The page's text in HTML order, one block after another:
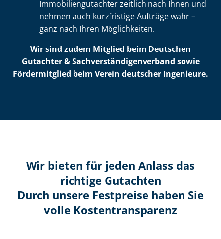
Im­mo­bi­li­en­gut­ach­ter zeitlich nach Ihnen und
nehmen auch kurzfristige Aufträge wahr –
ganz nach Ihren Möglichkeiten.
Wir sind zudem Mitglied beim Deutschen
Gutachter & Sach­ver­stän­di­gen­ver­band sowie
Fördermitglied beim Verein deutscher Ingenieure.
Wir bieten für jeden Anlass das
richtige Gutachten
Durch unsere Festpreise haben Sie
volle Kosten­transparenz